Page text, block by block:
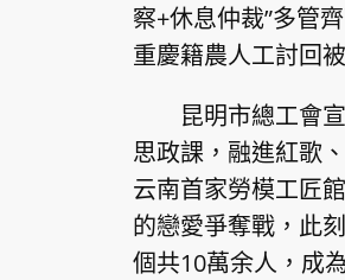
察+休息仲裁”多管
重慶籍農人工討回
昆明市總工會
思政課，融進紅歌
云南首家勞模工匠
的戀愛爭奪戰，此
個共10萬余人，成